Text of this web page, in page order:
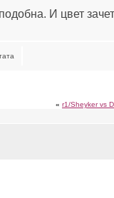
И цвет
« r1/Sheyker vs